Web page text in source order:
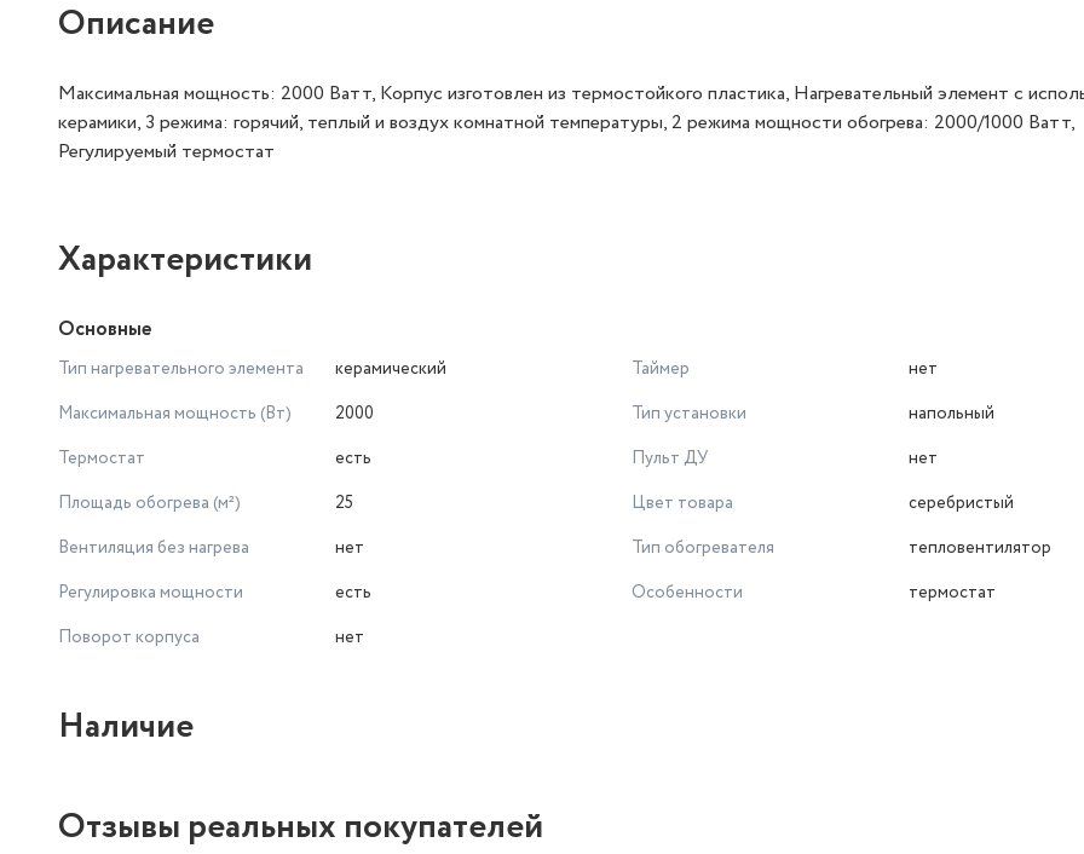
Описание
Максимальная мощность: 2000 Ватт, Корпус изготовлен из термостойкого пластика, Нагревательный элемент с
керамики, 3 режима: горячий, теплый и воздух комнатной температуры, 2 режима мощности обогрева: 2000/1000 Ватт,
Регулируемый термостат
Характеристики
Основные
Тип нагревательного элемента
керамический
Максимальная мощность (Вт)
2000
Термостат
есть
Площадь обогрева (м²)
25
Вентиляция без нагрева
нет
Регулировка мощности
есть
Поворот корпуса
нет
Таймер
нет
Тип установки
напольный
Пульт ДУ
нет
Цвет товара
серебристый
Тип обогревателя
тепловентилятор
Особенности
термостат
Наличие
Отзывы реальных покупателей